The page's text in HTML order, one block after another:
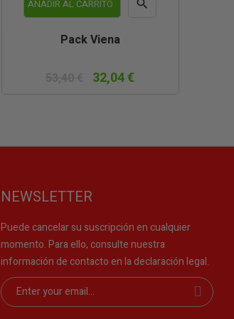
AÑADIR AL CARRITO 
Pack Viena
32,04 €
NEWSLETTER
Puede cancelar su suscripción en cualquier
momento. Para ello, consulte nuestra
información de contacto en la declaración legal.